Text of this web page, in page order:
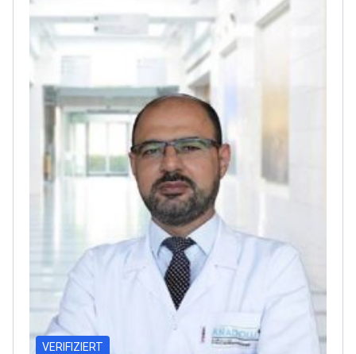
Center gearbeitet. Er ist Mitglied mehrerer
angesehener Organisationen, darunter die
Europäische Gesellschaft für Koloproktologie und
die Türkische Chirurgische Gesellschaft.<\/p>
Arzt besitzt zahlreiche Zertifikate, wie das
Qualifikationszertifikat der Türkischen Chirurgischen
Vereinigung, und hat fortgeschrittene Kurse in
Endoskopie, bariatrischer Chirurgie und
Lasertechniken für hämorrhoidale Erkrankungen
abgeschlossen.<\/p>
VERIFIZIERT